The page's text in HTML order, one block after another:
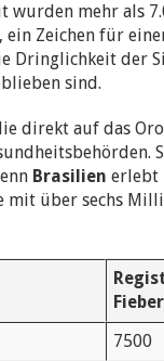
wurden mehr als
Zeichen für
Dringlichkeit der
sind.
direkt auf das
Brasilien erlebt
mit über sechs
Fieber
7500